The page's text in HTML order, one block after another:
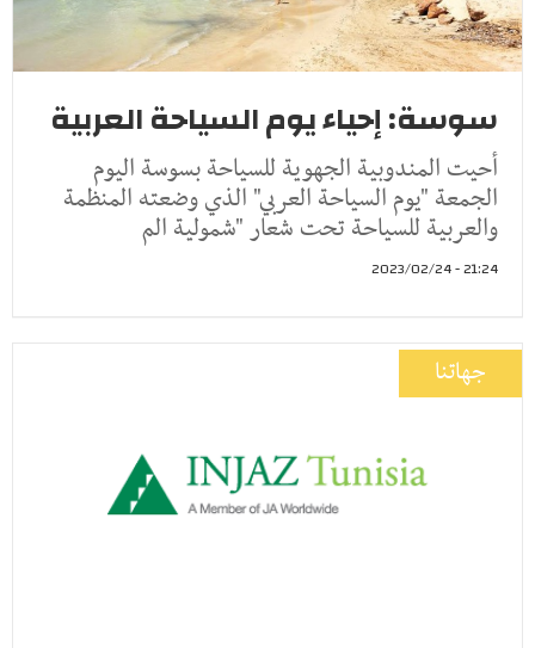
سوسة: إحياء يوم السياحة العربية
أحيت المندوبية الجهوية للسياحة بسوسة اليوم
الجمعة "يوم السياحة العربي" الذي وضعته المنظمة
والعربية للسياحة تحت شعار "شمولية الم
21:24 - 2023/02/24
جهاتنا